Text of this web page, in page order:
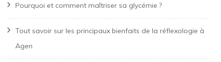
Pourquoi et comment maîtriser sa glycémie ?
Tout savoir sur les principaux bienfaits de la réflexologie à
Agen